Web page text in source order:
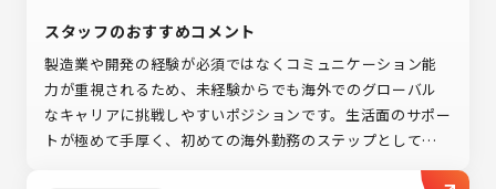
スタッフのおすすめコメント
製造業や開発の経験が必須ではなくコミュニケーション能
力が重視されるため、未経験からでも海外でのグローバル
なキャリアに挑戦しやすいポジションです。生活面のサポー
トが極めて手厚く、初めての海外勤務のステップとして非